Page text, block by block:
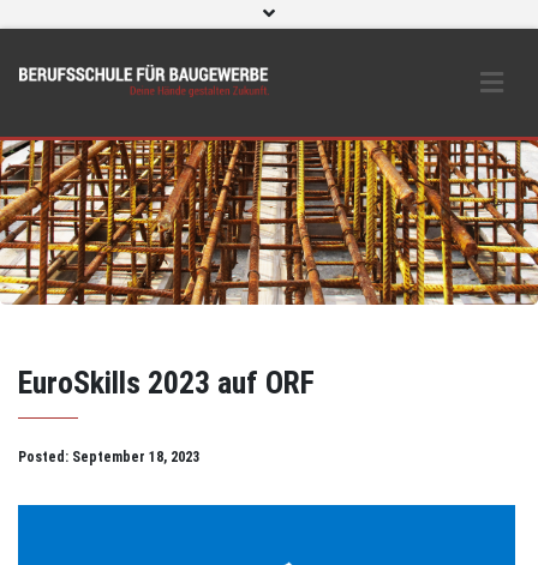
EuroSkills 2023 auf ORF
Posted: September 18, 2023